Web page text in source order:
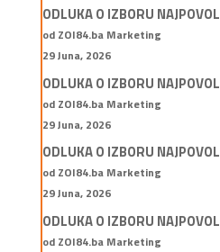
ODLUKA O IZBORU
od ZOI84.ba Marketing
29 Juna, 2026
ODLUKA O IZBORU
od ZOI84.ba Marketing
29 Juna, 2026
ODLUKA O IZBORU
od ZOI84.ba Marketing
29 Juna, 2026
ODLUKA O IZBORU
od ZOI84.ba Marketing